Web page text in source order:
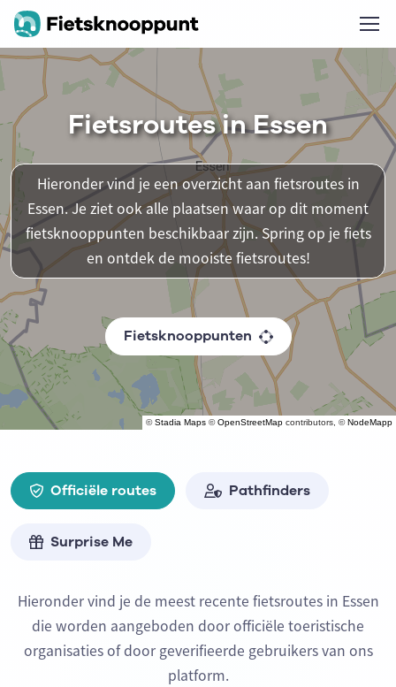
©Stadia Maps ©OpenStreetMap contributors, ©NodeMapp
Fietsroutes in Essen
Hieronder vind je een overzicht aan fietsroutes in
Essen. Je ziet ook alle plaatsen waar op dit moment
fietsknooppunten beschikbaar zijn. Spring op je fiets
en ontdek de mooiste fietsroutes!
Fietsknooppunten
Officiële routes Pathfinders
Surprise Me
Hieronder vind je de meest recente fietsroutes in Essen
die worden aangeboden door officiële toeristische
organisaties of door geverifieerde gebruikers van ons
platform.